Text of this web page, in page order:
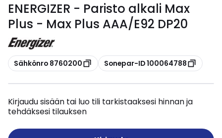
ENERGIZER - Paristo alkali Max
Plus - Max Plus AAA/E92 DP20
Kopioi
Sähkönro 8760200 Kopioi
Sonepar-ID 100064788
Kirjaudu sisään tai luo tili tarkistaaksesi hinnan ja
tehdäksesi tilauksen